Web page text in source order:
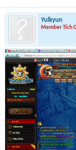
Yulkyun
Member Tích